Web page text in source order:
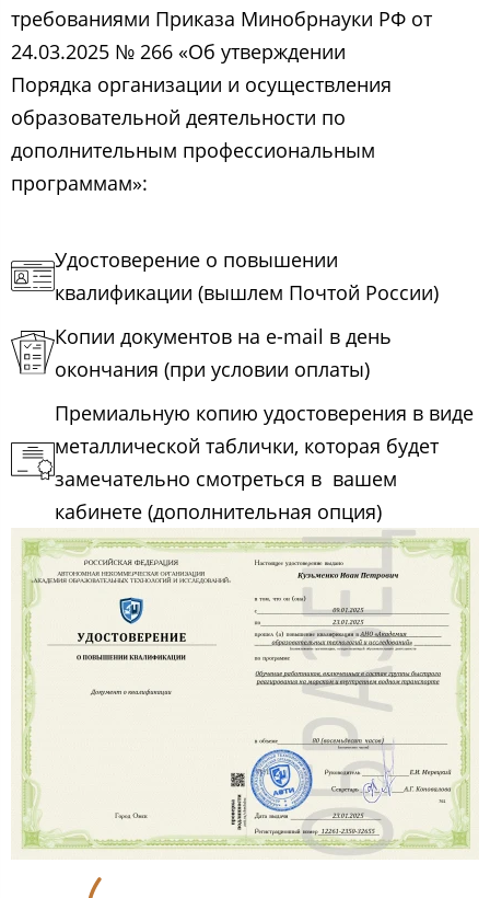
требованиями Приказа Минобрнауки РФ от
24.03.2025 № 266 «Об утверждении
Порядка организации и осуществления
образовательной деятельности по
дополнительным профессиональным
программам»:
Удостоверение о повышении
квалификации (вышлем Почтой России)
Копии документов на e-mail в день
окончания (при условии оплаты)
Премиальную копию удостоверения в виде
металлической таблички, которая будет
замечательно смотреться в вашем
кабинете (дополнительная опция)